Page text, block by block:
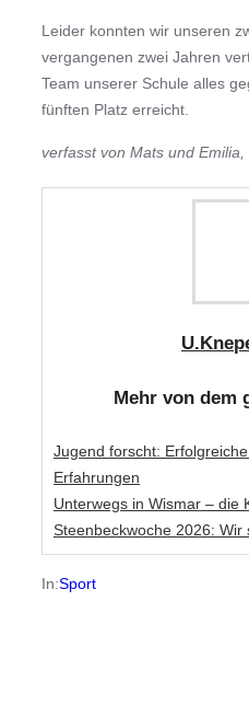
Leider konnten wir unseren
vergangenen zwei Jahren
Team unserer Schule alles
fünften Platz erreicht.
verfasst von Mats und Emilia,
Mehr von dem
Jugend forscht:
Erfahrungen
Unterwegs in Wismar – die
Steenbeckwoche 2026: Wir
In:Sport